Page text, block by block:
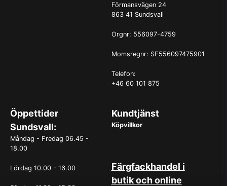
Förmansvägen 24
863 41 Sundsvall
Orgnr: 556097-4759
Momsregnr: SE556097475901
Telefon:
+46 60 101 875
Öppettider
Sundsvall:
Måndag - Fredag 06.45 -
18.00
Lördag 10.00 - 16.00
Kundtjänst
Köpvillkor
Färgfackhandel i
butik och online